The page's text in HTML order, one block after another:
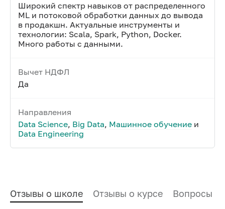
Широкий спектр навыков от распределенного
ML и потоковой обработки данных до вывода
в продакшн. Актуальные инструменты и
технологии: Scala, Spark, Python, Docker.
Много работы с данными.
Вычет НДФЛ
Да
Направления
Data Science, Big Data, Машинное обучение и
Data Engineering
Отзывы о школе Отзывы о курсе Вопросы и